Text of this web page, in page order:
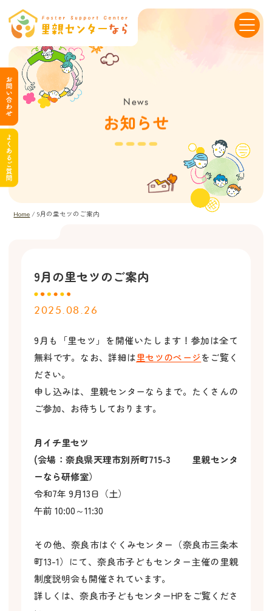
News
お知らせ
Home /9月の里セツのご案内
9月の里セツのご案内
2025.08.26
9月も「里セツ」を開催いたします！参加は全て
無料です。なお、詳細は里セツのページをご覧く
ださい。
申し込みは、里親センターならまで。たくさんの
ご参加、お待ちしております。
月イチ里セツ
(会場：奈良県天理市別所町715-3 里親センタ
ーなら研修室）
令和7年 9月13日（土）
午前 10:00～11:30
その他、奈良市はぐくみセンター（奈良市三条本
町13-1）にて、奈良市子どもセンター主催の里親
制度説明会も開催されています。
詳しくは、奈良市子どもセンターHPをご覧くださ